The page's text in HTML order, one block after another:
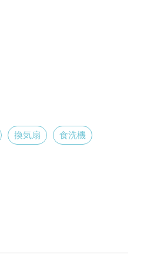
換気扇 食洗機